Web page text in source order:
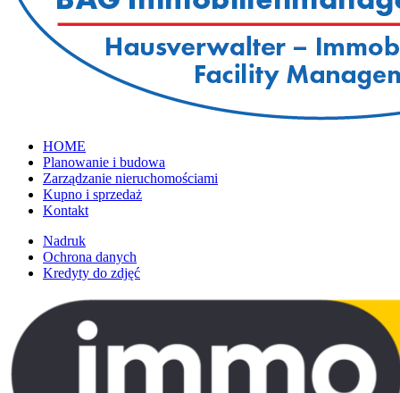
HOME
Planowanie i budowa
Zarządzanie nieruchomościami
Kupno i sprzedaż
Kontakt
Nadruk
Ochrona danych
Kredyty do zdjęć